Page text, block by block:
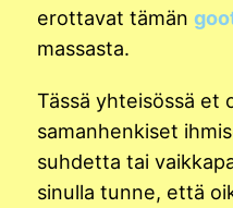
erottavat tämän
massasta.
Tässä yhteisössä
samanhenkiset
suhdetta tai
sinulla tunne, että